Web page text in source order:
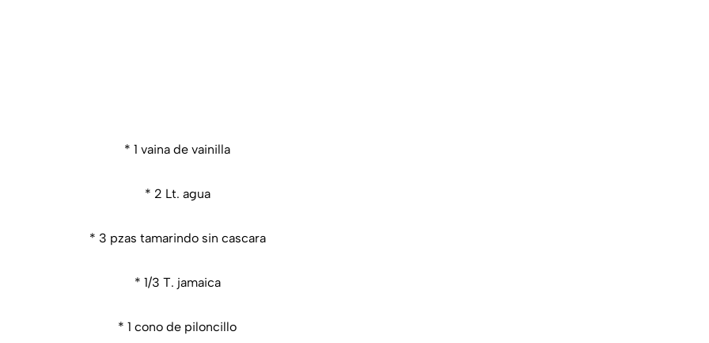
* 1 vaina de vainilla
* 2 Lt. agua
* 3 pzas tamarindo sin cascara
* 1/3 T. jamaica
* 1 cono de piloncillo